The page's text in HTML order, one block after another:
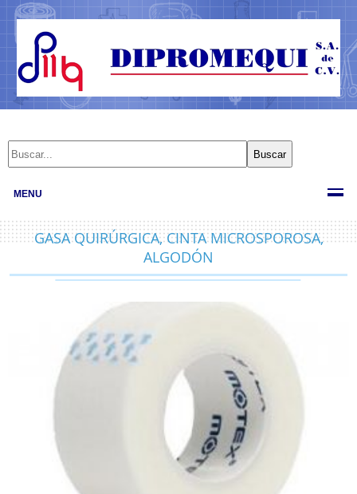
MENU
GASA QUIRÚRGICA, CINTA MICROSPOROSA,
ALGODÓN